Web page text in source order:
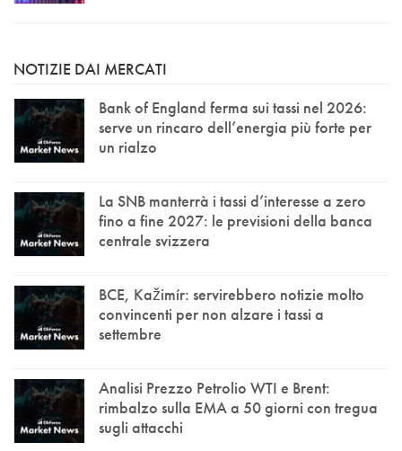
NOTIZIE DAI MERCATI
Bank of England ferma sui tassi nel 2026:
serve un rincaro dell’energia più forte per
un rialzo
La SNB manterrà i tassi d’interesse a zero
fino a fine 2027: le previsioni della banca
centrale svizzera
BCE, Kažimír: servirebbero notizie molto
convincenti per non alzare i tassi a
settembre
Analisi Prezzo Petrolio WTI e Brent:
rimbalzo sulla EMA a 50 giorni con tregua
sugli attacchi